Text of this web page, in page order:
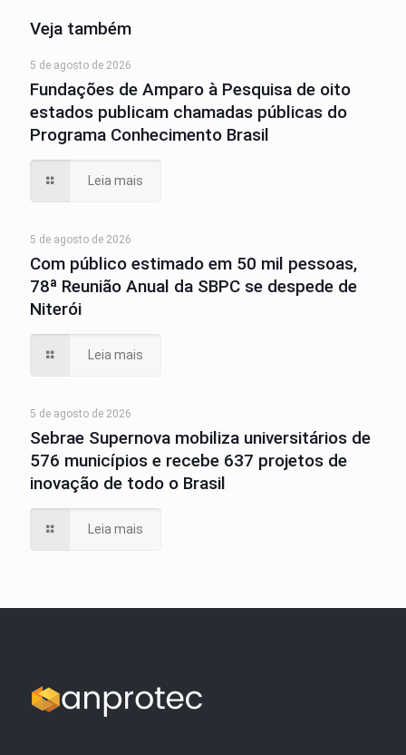
Veja também
5 de agosto de 2026
Fundações de Amparo à Pesquisa de oito
estados publicam chamadas públicas do
Programa Conhecimento Brasil
Leia mais
5 de agosto de 2026
Com público estimado em 50 mil pessoas,
78ª Reunião Anual da SBPC se despede de
Niterói
Leia mais
5 de agosto de 2026
Sebrae Supernova mobiliza universitários de
576 municípios e recebe 637 projetos de
inovação de todo o Brasil
Leia mais